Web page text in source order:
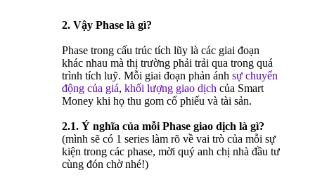
2. Vậy Phase là gì?
Phase trong cấu trúc tích lũy là các giai đoạn
khác nhau mà thị trường phải trải qua trong quá
trình tích luỹ. Mỗi giai đoạn phản ánh sự chuyển
động của giá, khối lượng giao dịch của Smart
Money khi họ thu gom cổ phiếu và tài sản.
2.1. Ý nghĩa của mỗi Phase giao dịch là gì?
(mình sẽ có 1 series làm rõ về vai trò của mỗi sự
kiện trong các phase, mời quý anh chị nhà đầu tư
cùng đón chờ nhé!)